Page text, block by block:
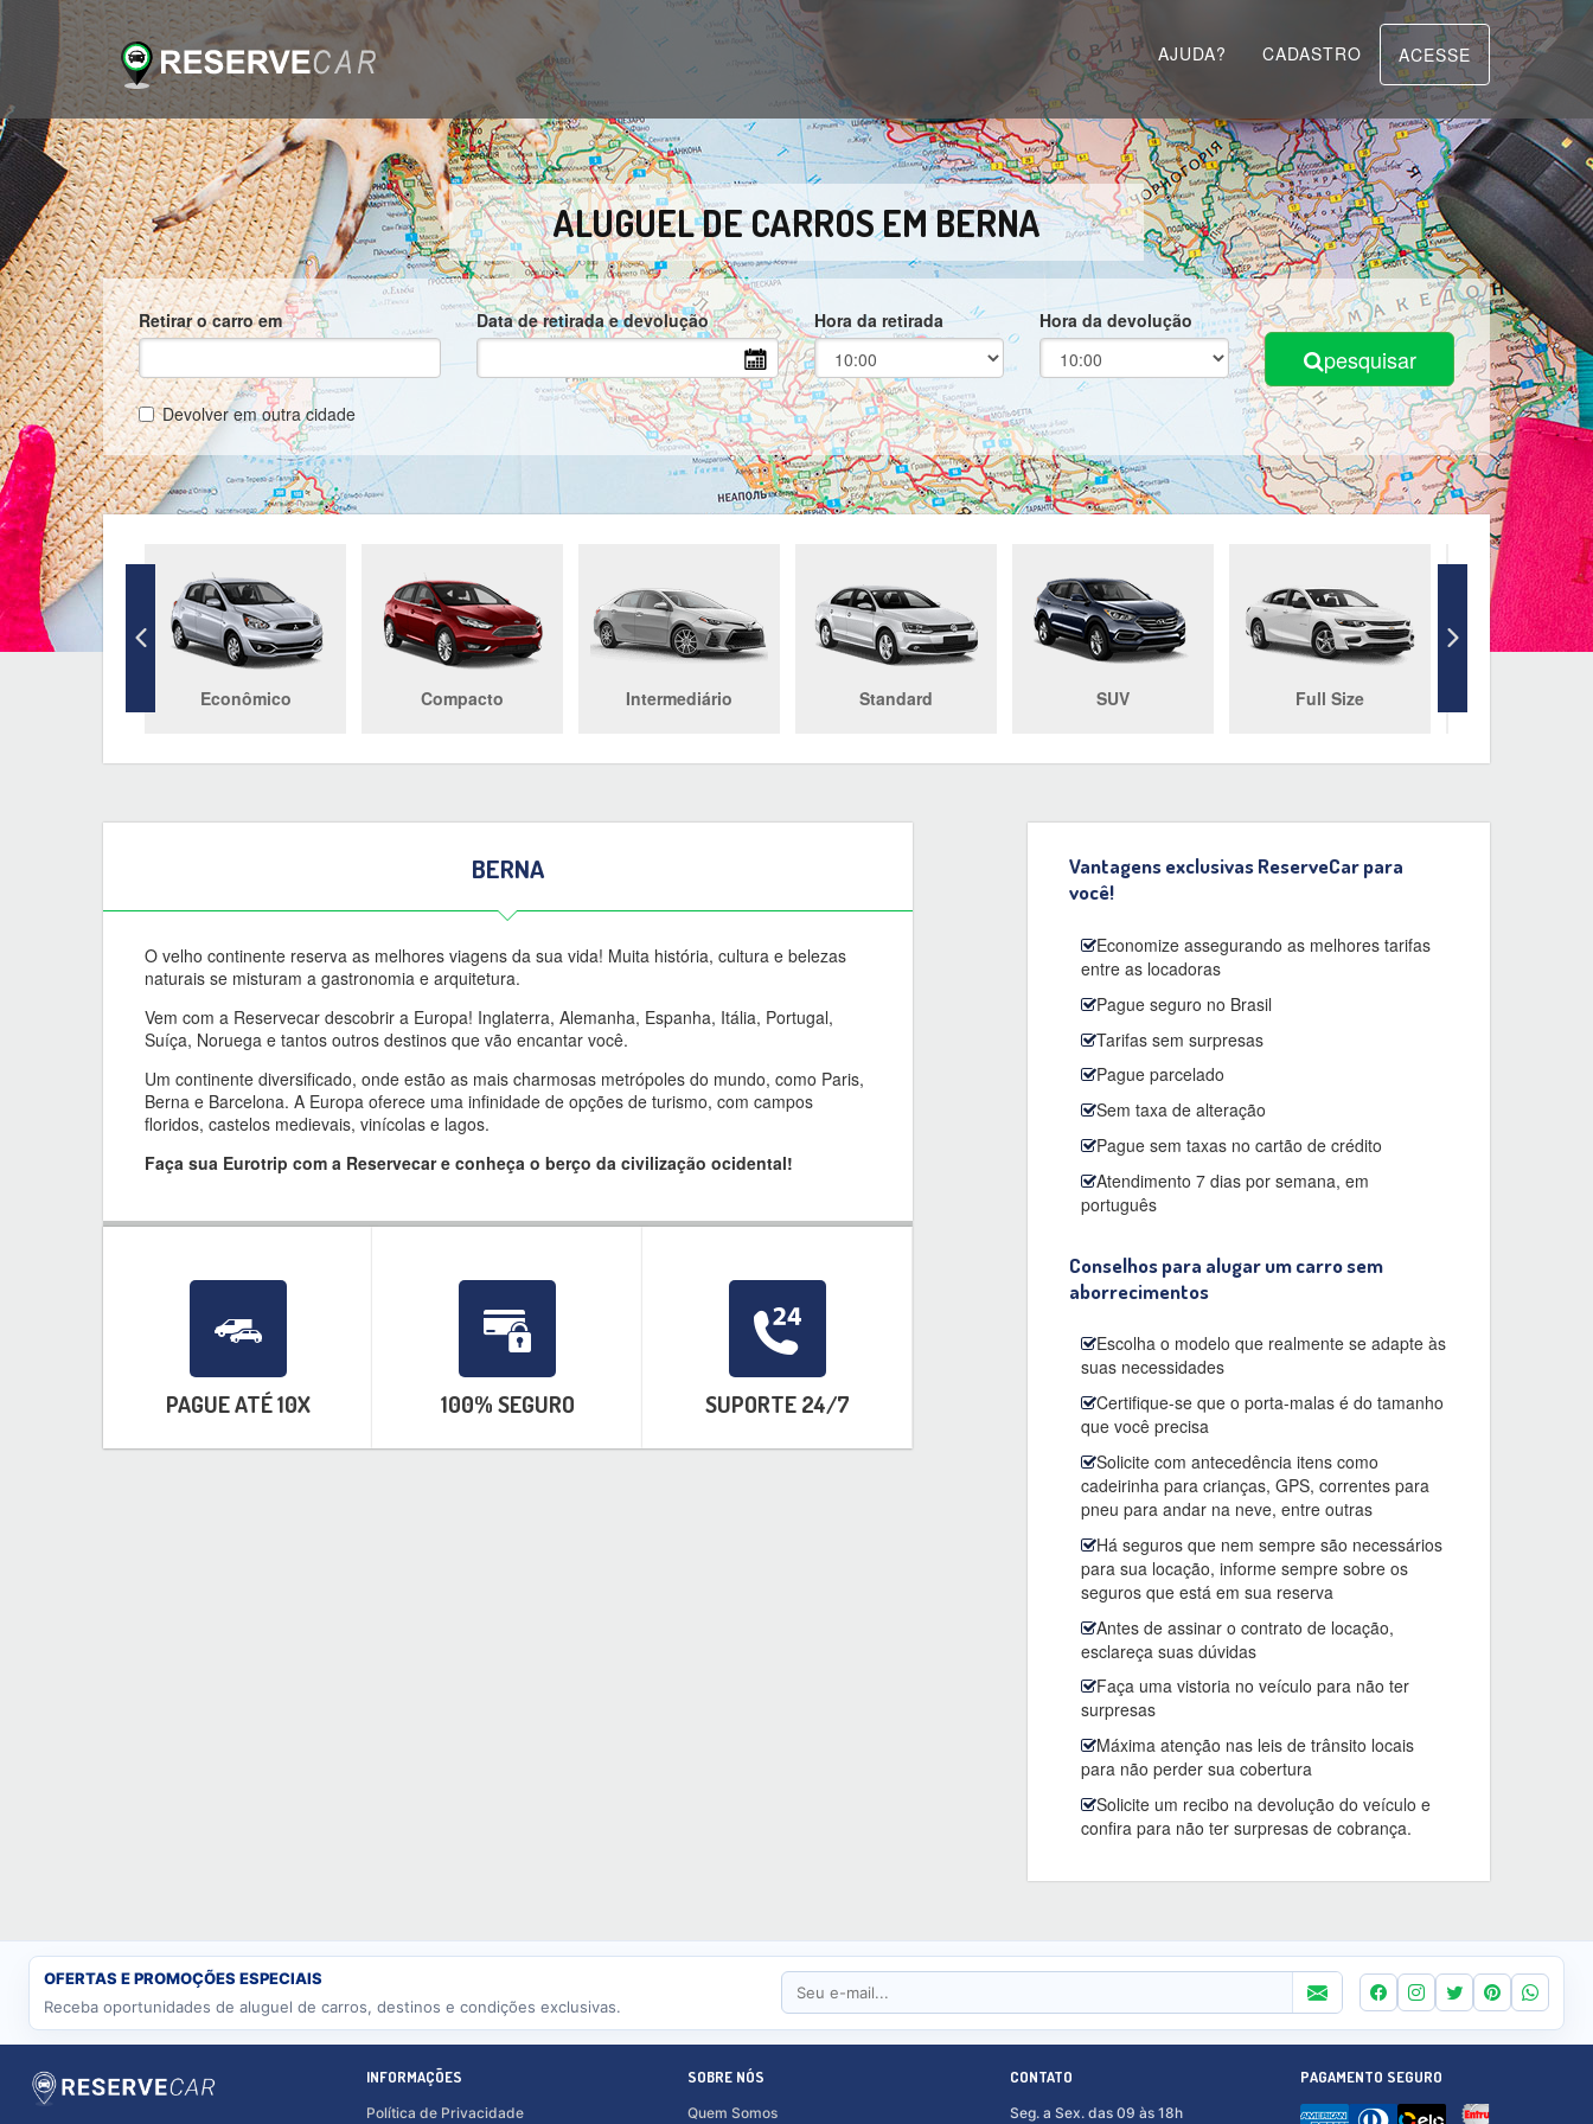
AJUDA? CADASTRO ACESSE
ALUGUEL DE CARROS EM BERNA
Retirar o carro em
Devolver em outra cidade
Data de retirada e devolução Hora da retirada Hora da devolução
pesquisar
Econômico Compacto Intermediário Standard SUV Full Size
BERNA
O velho continente reserva as melhores viagens da sua vida! Muita história, cultura e belezas
naturais se misturam a gastronomia e arquitetura.
Vem com a Reservecar descobrir a Europa! Inglaterra, Alemanha, Espanha, Itália, Portugal,
Suíça, Noruega e tantos outros destinos que vão encantar você.
Um continente diversificado, onde estão as mais charmosas metrópoles do mundo, como Paris,
Berna e Barcelona. A Europa oferece uma infinidade de opções de turismo, com campos
floridos, castelos medievais, vinícolas e lagos.
Faça sua Eurotrip com a Reservecar e conheça o berço da civilização ocidental!
PAGUE ATÉ 10X 100% SEGURO SUPORTE 24/7
Vantagens exclusivas ReserveCar para
você!
Economize assegurando as melhores tarifas
entre as locadoras
Pague seguro no Brasil
Tarifas sem surpresas
Pague parcelado
Sem taxa de alteração
Pague sem taxas no cartão de crédito
Atendimento 7 dias por semana, em
português
Conselhos para alugar um carro sem
aborrecimentos
Escolha o modelo que realmente se adapte às
suas necessidades
Certifique-se que o porta-malas é do tamanho
que você precisa
Solicite com antecedência itens como
cadeirinha para crianças, GPS, correntes para
pneu para andar na neve, entre outras
Há seguros que nem sempre são necessários
para sua locação, informe sempre sobre os
seguros que está em sua reserva
Antes de assinar o contrato de locação,
esclareça suas dúvidas
Faça uma vistoria no veículo para não ter
surpresas
Máxima atenção nas leis de trânsito locais
para não perder sua cobertura
Solicite um recibo na devolução do veículo e
confira para não ter surpresas de cobrança.
OFERTAS E PROMOÇÕES ESPECIAIS
Receba oportunidades de aluguel de carros, destinos e condições exclusivas.
INFORMAÇÕES
Política de Privacidade
SOBRE NÓS
Quem Somos
CONTATO
Seg. a Sex. das 09 às 18h
PAGAMENTO SEGURO